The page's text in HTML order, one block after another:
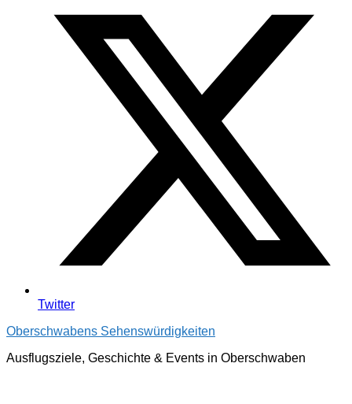
Twitter
Oberschwabens Sehenswürdigkeiten
Ausflugsziele, Geschichte & Events in Oberschwaben